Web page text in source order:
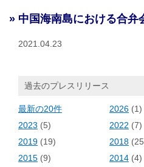
» 中国海南島における合弁
2021.04.23
過去のプレスリリース
最新の20件 2026 (1)
2023 (5) 2022 (7)
2019 (19) 2018
2015 (9) 2014 (4)